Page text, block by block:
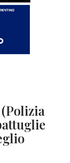
(Polizia